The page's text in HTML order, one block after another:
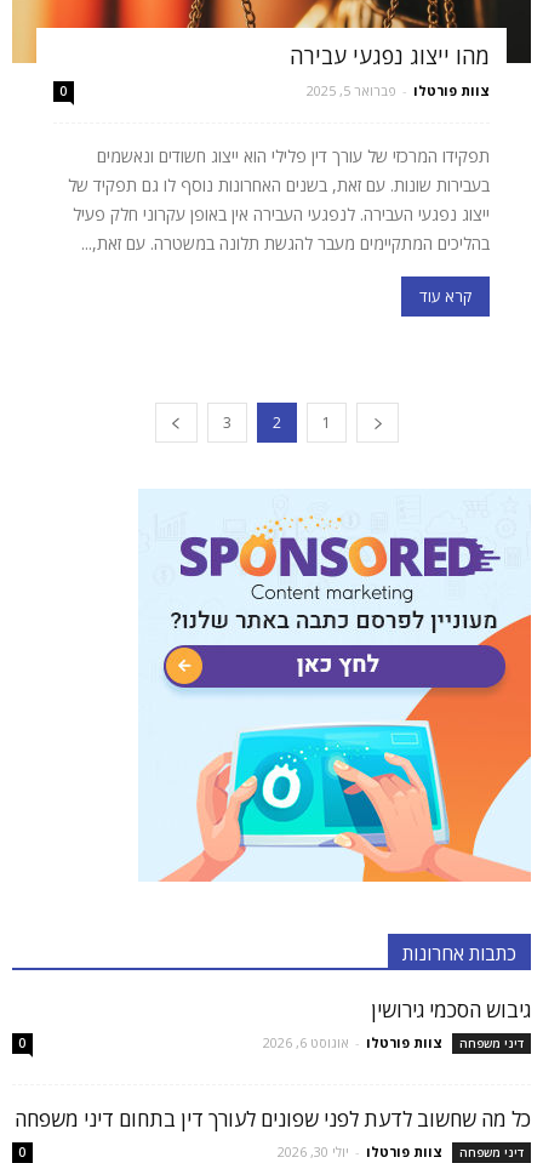
מהו ייצוג נפגעי עבירה
צוות פורטלו - פברואר 5, 2025 0
תפקידו המרכזי של עורך דין פלילי הוא ייצוג חשודים ונאשמים
בעבירות שונות. עם זאת, בשנים האחרונות נוסף לו גם תפקיד של
ייצוג נפגעי העבירה. לנפגעי העבירה אין באופן עקרוני חלק פעיל
בהליכים המתקיימים מעבר להגשת תלונה במשטרה. עם זאת,...
קרא עוד
1
2
3
כתבות אחרונות
גיבוש הסכמי גירושין
דיני משפחה צוות פורטלו - אוגוסט 6, 2026 0
כל מה שחשוב לדעת לפני שפונים לעורך דין בתחום דיני משפחה
דיני משפחה צוות פורטלו - יולי 30, 2026 0